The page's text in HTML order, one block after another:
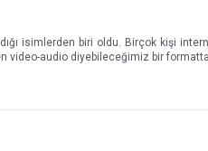
isimlerden biri oldu. Birçok kişi
video-audio diyebileceğimiz bir formatta